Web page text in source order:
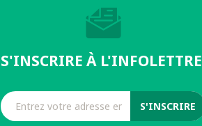
S'INSCRIRE À L'INFOLETTRE